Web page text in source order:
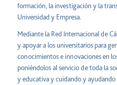
formación, la investigación y la
Universidad y Empresa.
Mediante la Red Internacional de
y apoyar a los universitarios para
conocimientos e innovaciones en
poniéndolos al servicio de toda la
y educativa y cuidando y